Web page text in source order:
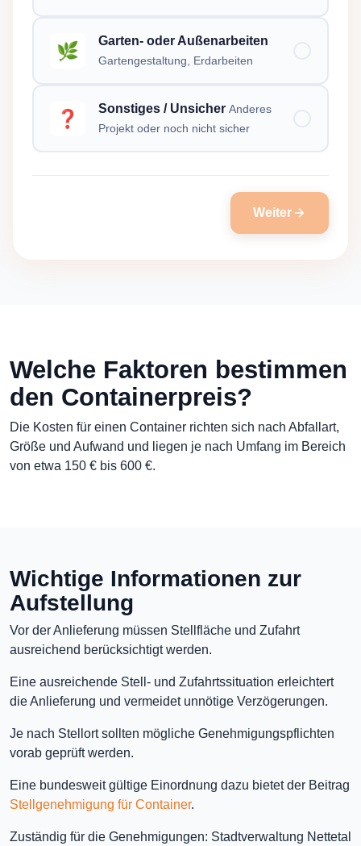
🌿 Garten- oder Außenarbeiten
Gartengestaltung, Erdarbeiten
❓ Sonstiges / Unsicher Anderes
Projekt oder noch nicht sicher
Weiter
Welche Faktoren bestimmen
den Containerpreis?
Die Kosten für einen Container richten sich nach Abfallart,
Größe und Aufwand und liegen je nach Umfang im Bereich
von etwa 150 € bis 600 €.
Wichtige Informationen zur
Aufstellung
Vor der Anlieferung müssen Stellfläche und Zufahrt
ausreichend berücksichtigt werden.
Eine ausreichende Stell- und Zufahrtssituation erleichtert
die Anlieferung und vermeidet unnötige Verzögerungen.
Je nach Stellort sollten mögliche Genehmigungspflichten
vorab geprüft werden.
Eine bundesweit gültige Einordnung dazu bietet der Beitrag
Stellgenehmigung für Container.
Zuständig für die Genehmigungen: Stadtverwaltung Nettetal